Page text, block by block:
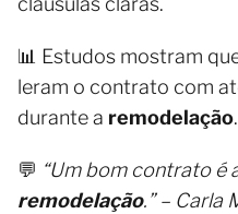
📊 Estudos mostram
leram o contrato com
durante a remodelação.
💬 “Um bom contrato é
remodelação.” – Carla